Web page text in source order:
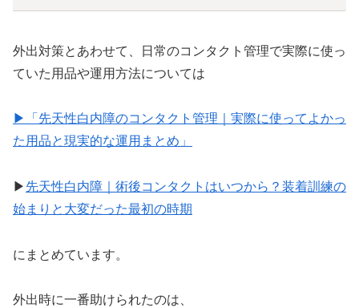
外出対策とあわせて、日常のコンタクト管理で実際に使っ
ていた用品や運用方法については
▶︎「先天性白内障のコンタクト管理｜実際に使ってよかっ
た用品と現実的な運用まとめ」
▶︎ 先天性白内障｜術後コンタクトはいつから？装着訓練の
始まりと大変だった最初の時期
にまとめています。
外出時に一番助けられたのは、